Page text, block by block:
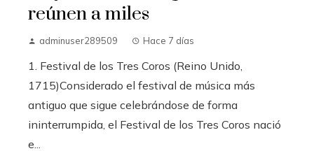
reúnen a miles
adminuser289509 Hace 7 días
1. Festival de los Tres Coros (Reino Unido,
1715)Considerado el festival de música más
antiguo que sigue celebrándose de forma
ininterrumpida, el Festival de los Tres Coros nació
e...